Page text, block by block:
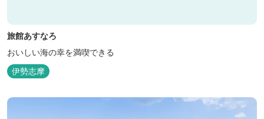
旅館あすなろ
おいしい海の幸を満喫できる
伊勢志摩